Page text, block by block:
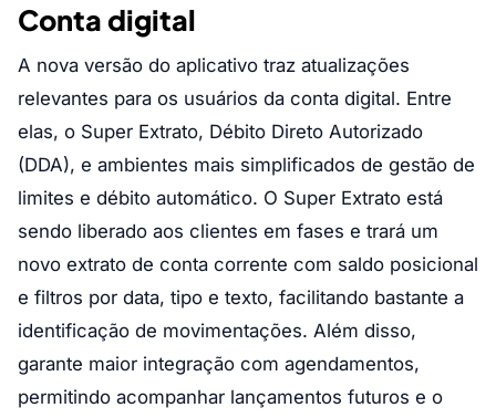
Conta digital
A nova versão do aplicativo traz atualizações
relevantes para os usuários da conta digital. Entre
elas, o Super Extrato, Débito Direto Autorizado
(DDA), e ambientes mais simplificados de gestão de
limites e débito automático. O Super Extrato está
sendo liberado aos clientes em fases e trará um
novo extrato de conta corrente com saldo posicional
e filtros por data, tipo e texto, facilitando bastante a
identificação de movimentações. Além disso,
garante maior integração com agendamentos,
permitindo acompanhar lançamentos futuros e o